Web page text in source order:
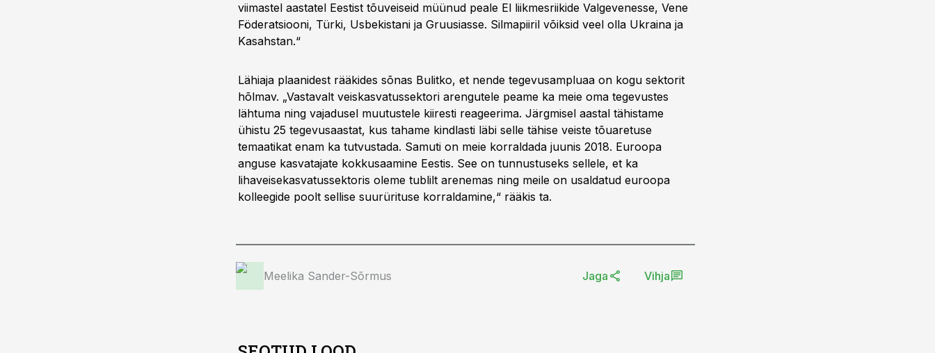
viimastel aastatel Eestist tõuveiseid müünud peale El liikmesriikide Valgevenesse, Vene
Föderatsiooni, Türki, Usbekistani ja Gruusiasse. Silmapiiril võiksid veel olla Ukraina ja
Kasahstan.“
Lähiaja plaanidest rääkides sõnas Bulitko, et nende tegevusampluaa on kogu sektorit
hõlmav. „Vastavalt veiskasvatussektori arengutele peame ka meie oma tegevustes
lähtuma ning vajadusel muutustele kiiresti reageerima. Järgmisel aastal tähistame
ühistu 25 tegevusaastat, kus tahame kindlasti läbi selle tähise veiste tõuaretuse
temaatikat enam ka tutvustada. Samuti on meie korraldada juunis 2018. Euroopa
anguse kasvatajate kokkusaamine Eestis. See on tunnustuseks sellele, et ka
lihaveisekasvatussektoris oleme tublilt arenemas ning meile on usaldatud euroopa
kolleegide poolt sellise suurürituse korraldamine,“ rääkis ta.
Meelika Sander-Sõrmus Jaga Vihja